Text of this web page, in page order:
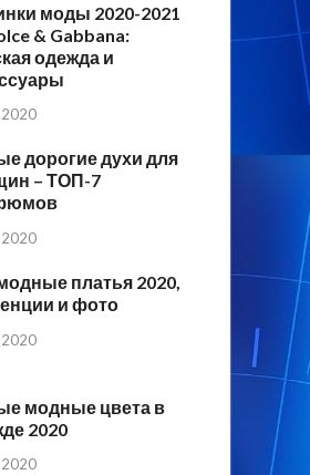
моды 2020-2021
& Gabbana:
одежда и
дорогие духи для
– ТОП-7
платья 2020,
и фото
модные цвета в
2020